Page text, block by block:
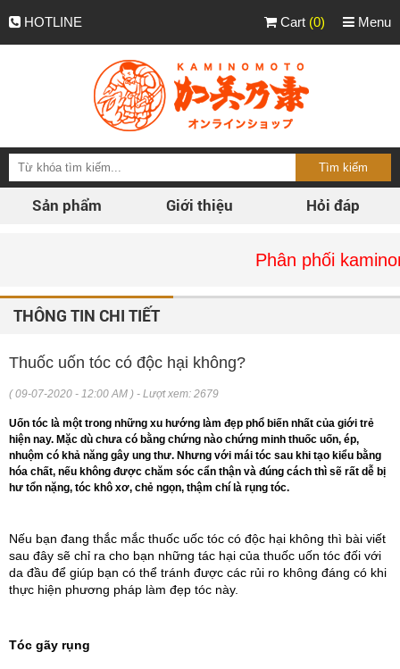
HOTLINE Menu
Cart (0)
Sản phẩm Giới thiệu Hỏi đáp
Phân phối kaminomoto
THÔNG TIN CHI TIẾT
Thuốc uốn tóc có độc hại không?
( 09-07-2020 - 12:00 AM ) - Lượt xem: 2679
Uốn tóc là một trong những xu hướng làm đẹp phổ biến nhất của giới trẻ
hiện nay. Mặc dù chưa có bằng chứng nào chứng minh thuốc uốn, ép,
nhuộm có khả năng gây ung thư. Nhưng với mái tóc sau khi tạo kiểu bằng
hóa chất, nếu không được chăm sóc cẩn thận và đúng cách thì sẽ rất dễ bị
hư tổn nặng, tóc khô xơ, chẻ ngọn, thậm chí là rụng tóc.
Nếu bạn đang thắc mắc thuốc uốc tóc có độc hại không thì bài viết
sau đây sẽ chỉ ra cho bạn những tác hại của thuốc uốn tóc đối với
da đầu để giúp bạn có thể tránh được các rủi ro không đáng có khi
thực hiện phương pháp làm đẹp tóc này.
Tóc gãy rụng